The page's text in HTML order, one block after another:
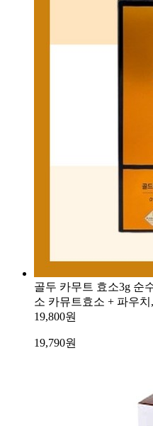
골두 카무트 효소3g 순
소 카뮤트효소 + 파우치,
19,800원
19,790원